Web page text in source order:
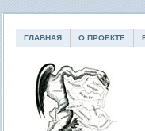
ГЛАВНАЯ О ПРОЕКТЕ